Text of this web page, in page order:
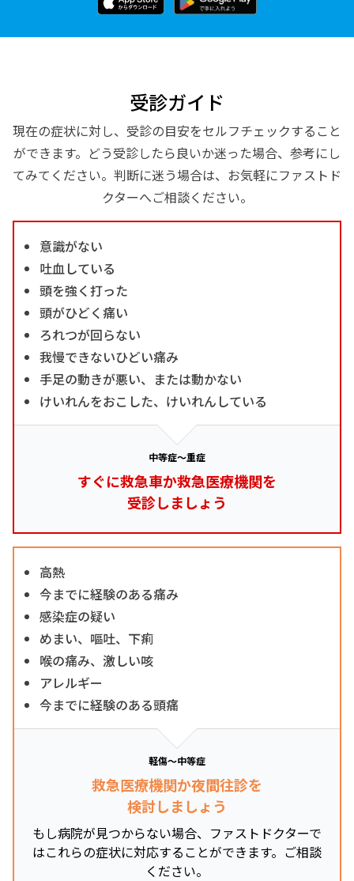
受診ガイド
現在の症状に対し、受診の目安をセルフチェックすること
ができます。どう受診したら良いか迷った場合、参考にし
てみてください。判断に迷う場合は、お気軽にファストド
クターへご相談ください。
意識がない
吐血している
頭を強く打った
頭がひどく痛い
ろれつが回らない
我慢できないひどい痛み
手足の動きが悪い、または動かない
けいれんをおこした、けいれんしている
中等症～重症
すぐに救急車か救急医療機関を
受診しましょう
高熱
今までに経験のある痛み
感染症の疑い
めまい、嘔吐、下痢
喉の痛み、激しい咳
アレルギー
今までに経験のある頭痛
軽傷～中等症
救急医療機関か夜間往診を
検討しましょう
もし病院が見つからない場合、ファストドクターで
はこれらの症状に対応することができます。ご相談
ください。